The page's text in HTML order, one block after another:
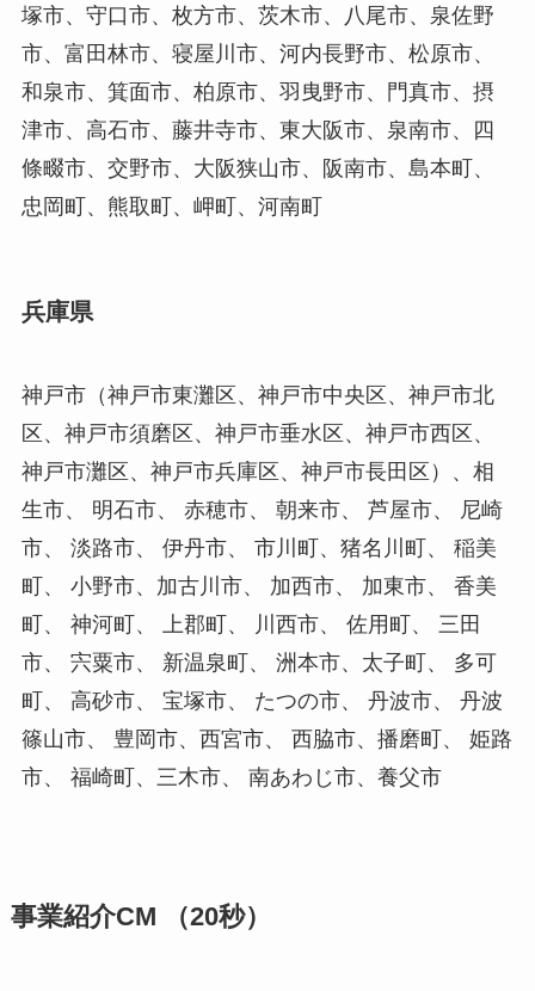
塚市、守口市、枚方市、茨木市、八尾市、泉佐野
市、富田林市、寝屋川市、河内長野市、松原市、
和泉市、箕面市、柏原市、羽曳野市、門真市、摂
津市、高石市、藤井寺市、東大阪市、泉南市、四
條畷市、交野市、大阪狭山市、阪南市、島本町、
忠岡町、熊取町、岬町、河南町
兵庫県
神戸市（神戸市東灘区、神戸市中央区、神戸市北
区、神戸市須磨区、神戸市垂水区、神戸市西区、
神戸市灘区、神戸市兵庫区、神戸市長田区）、相
生市、 明石市、 赤穂市、 朝来市、 芦屋市、 尼崎
市、 淡路市、 伊丹市、 市川町、猪名川町、 稲美
町、 小野市、加古川市、 加西市、 加東市、 香美
町、 神河町、 上郡町、 川西市、 佐用町、 三田
市、 宍粟市、 新温泉町、 洲本市、太子町、 多可
町、 高砂市、 宝塚市、 たつの市、 丹波市、 丹波
篠山市、 豊岡市、西宮市、 西脇市、播磨町、 姫路
市、 福崎町、三木市、 南あわじ市、養父市
事業紹介CM （20秒）